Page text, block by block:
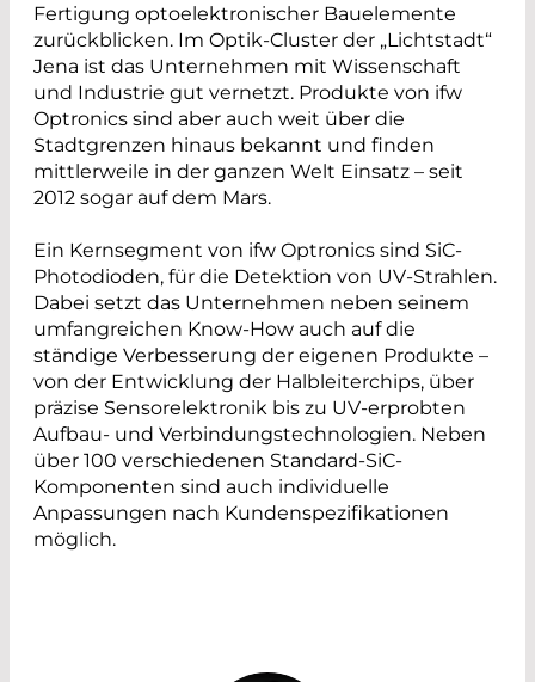
Fertigung optoelektronischer Bauelemente
zurückblicken. Im Optik-Cluster der „Lichtstadt“
Jena ist das Unternehmen mit Wissenschaft
und Industrie gut vernetzt. Produkte von ifw
Optronics sind aber auch weit über die
Stadtgrenzen hinaus bekannt und finden
mittlerweile in der ganzen Welt Einsatz – seit
2012 sogar auf dem Mars.
Ein Kernsegment von ifw Optronics sind SiC-
Photodioden, für die Detektion von UV-Strahlen.
Dabei setzt das Unternehmen neben seinem
umfangreichen Know-How auch auf die
ständige Verbesserung der eigenen Produkte –
von der Entwicklung der Halbleiterchips, über
präzise Sensorelektronik bis zu UV-erprobten
Aufbau- und Verbindungstechnologien. Neben
über 100 verschiedenen Standard-SiC-
Komponenten sind auch individuelle
Anpassungen nach Kundenspezifikationen
möglich.